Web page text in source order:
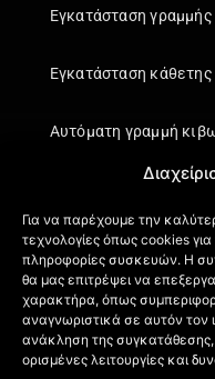
Για να παρέχουμε την
τεχνολογίες όπως cookies
πληροφορίες συσκευών. Η
θα μας επιτρέψει να
χαρακτήρα, όπως
αναγνωριστικά σε αυτόν τον
ανάκληση της
ορισμένες λειτουργίες και
Εγκατάσταση
Εγκατάσταση
Αυτόματη γραμμή
Πληροφορίες
Πιστοποιήσεις
Όροι Χρήσης
Πολιτική απορρήτου